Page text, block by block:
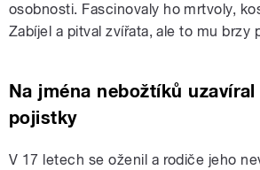
osobnosti. Fascinovaly ho mrtvoly,
Zabíjel a pitval zvířata, ale to mu brzy
Na jména nebožtíků
pojistky
V 17 letech se oženil a rodiče jeho